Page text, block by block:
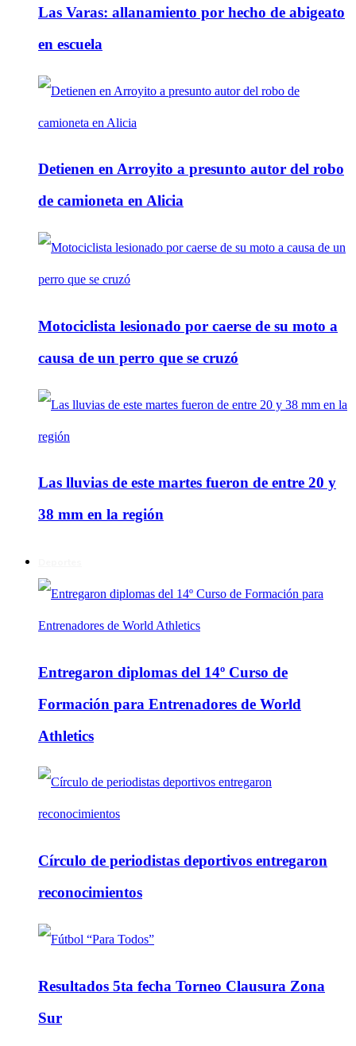
Las Varas: allanamiento por hecho de abigeato
en escuela
Detienen en Arroyito a presunto autor del robo
de camioneta en Alicia
Motociclista lesionado por caerse de su moto a
causa de un perro que se cruzó
Las lluvias de este martes fueron de entre 20 y
38 mm en la región
Entregaron diplomas del 14º Curso de
Formación para Entrenadores de World
Athletics
Círculo de periodistas deportivos entregaron
reconocimientos
Resultados 5ta fecha Torneo Clausura Zona
Sur